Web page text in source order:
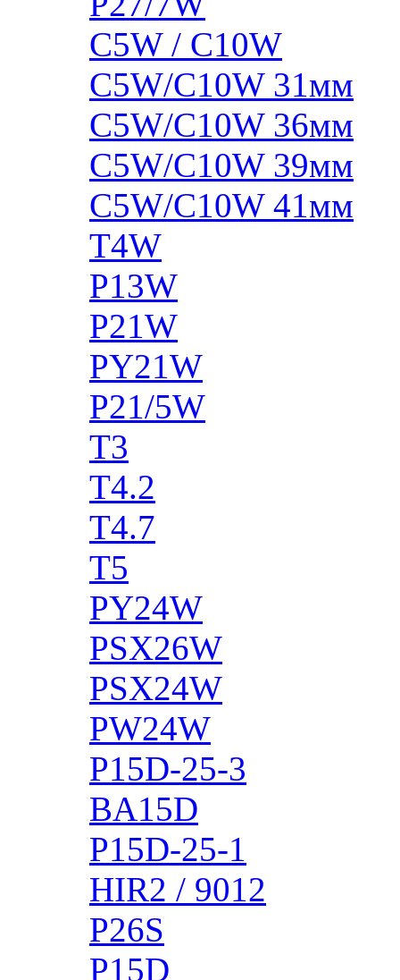
C5W / C10W
C5W/C10W 31мм
C5W/C10W 36мм
C5W/C10W 39мм
C5W/C10W 41мм
T4W
P13W
P21W
PY21W
P21/5W
T3
T4.2
T4.7
T5
PY24W
PSX26W
PSX24W
PW24W
P15D-25-3
BA15D
P15D-25-1
HIR2 / 9012
P26S
P15D